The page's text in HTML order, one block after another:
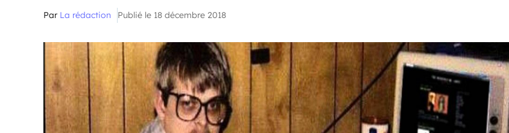
Par La rédaction Publié le 18 décembre 2018